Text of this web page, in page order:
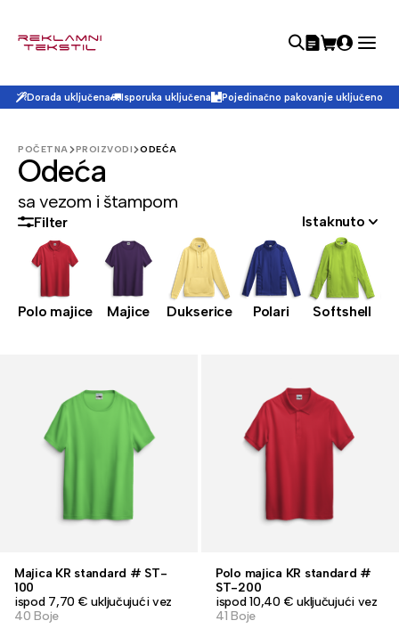
Dorada uključena Isporuka uključena Pojedinačno pakovanje uključeno
POČETNA PROIZVODI ODEĆA
Odeća
sa vezom i štampom
Filter Istaknuto
Polo majice Majice Dukserice Polari Softshell
Majica KR standard # ST-
100
ispod 7,70 € uključujući vez
40 Boje
Polo majica KR standard #
ST-200
ispod 10,40 € uključujući vez
41 Boje